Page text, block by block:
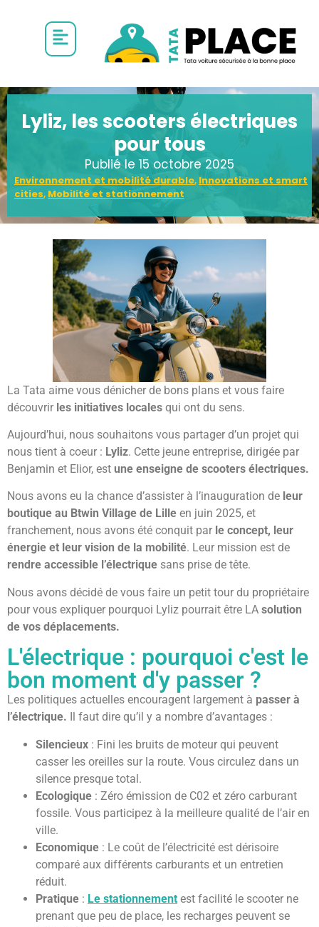
Lyliz, les scooters électriques
pour tous
Publié le 15 octobre 2025
Environnement et mobilité durable, Innovations et smart
cities, Mobilité et stationnement
La Tata aime vous dénicher de bons plans et vous faire
découvrir les initiatives locales qui ont du sens.
Aujourd’hui, nous souhaitons vous partager d’un projet qui
nous tient à coeur : Lyliz. Cette jeune entreprise, dirigée par
Benjamin et Elior, est une enseigne de scooters électriques.
Nous avons eu la chance d’assister à l’inauguration de leur
boutique au Btwin Village de Lille en juin 2025, et
franchement, nous avons été conquit par le concept, leur
énergie et leur vision de la mobilité. Leur mission est de
rendre accessible l’électrique sans prise de tête.
Nous avons décidé de vous faire un petit tour du propriétaire
pour vous expliquer pourquoi Lyliz pourrait être LA solution
de vos déplacements.
L'électrique : pourquoi c'est le
bon moment d'y passer ?
Les politiques actuelles encouragent largement à passer à
l’électrique. Il faut dire qu’il y a nombre d’avantages :
Silencieux : Fini les bruits de moteur qui peuvent
casser les oreilles sur la route. Vous circulez dans un
silence presque total.
Ecologique : Zéro émission de C02 et zéro carburant
fossile. Vous participez à la meilleure qualité de l’air en
ville.
Economique : Le coût de l’électricité est dérisoire
comparé aux différents carburants et un entretien
réduit.
Pratique : Le stationnement est facilité le scooter ne
prenant que peu de place, les recharges peuvent se